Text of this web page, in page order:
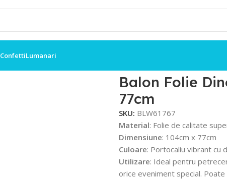
ConfettiLumanari
Balon Folie
77cm
SKU: BLW61767
Material: Folie de calitate
Dimensiune: 104cm x 77cm
Culoare: Portocaliu vibrant cu
Utilizare: Ideal pentru
orice eveniment special.